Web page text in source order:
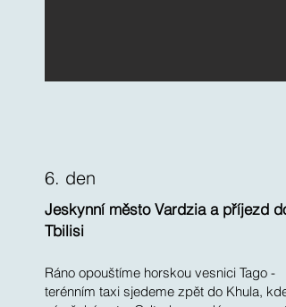
6. den
Jeskynní město Vardzia a příjezd do
Tbilisi
Ráno opouštíme horskou vesnici Tago -
terénním taxi sjedeme zpět do Khula, kde